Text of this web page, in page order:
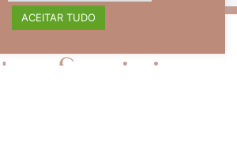
Sociais
ACEITAR TUDO